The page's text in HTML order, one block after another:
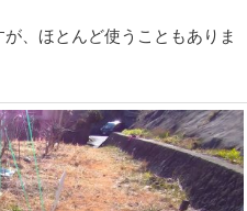
、ほとんど使うこともありま